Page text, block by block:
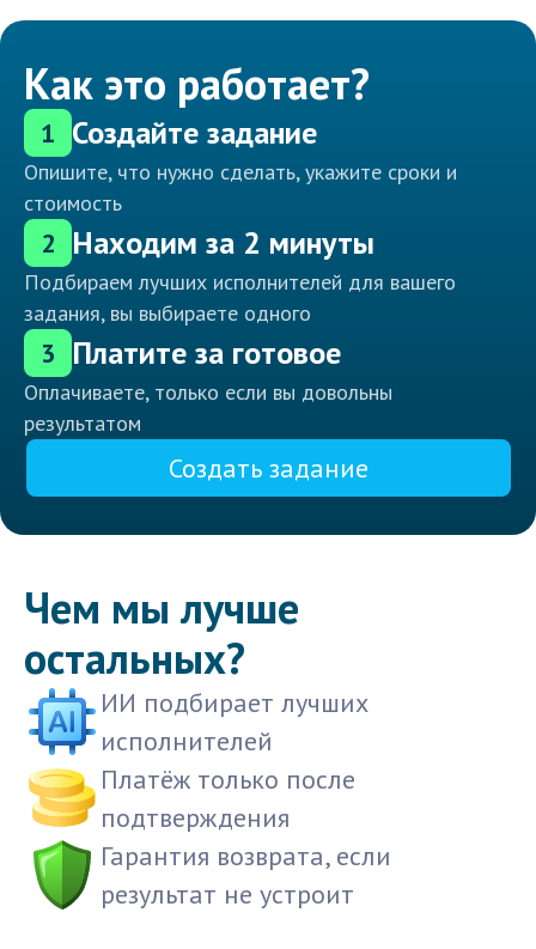
Как это работает?
1 Создайте задание
Опишите, что нужно сделать, укажите сроки и
стоимость
2 Находим за 2 минуты
Подбираем лучших исполнителей для вашего
задания, вы выбираете одного
3 Платите за готовое
Оплачиваете, только если вы довольны
результатом
Создать задание
Чем мы лучше
остальных?
ИИ подбирает лучших
исполнителей
Платёж только после
подтверждения
Гарантия возврата, если
результат не устроит